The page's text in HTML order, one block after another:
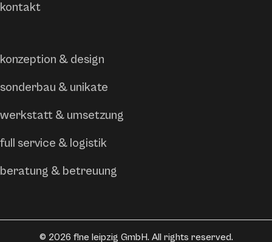
kontakt
konzeption & design
sonderbau & unikate
werkstatt & umsetzung
full service & logistik
beratung & betreuung
© 2026 f!ne leipzig GmbH. All rights reserved.